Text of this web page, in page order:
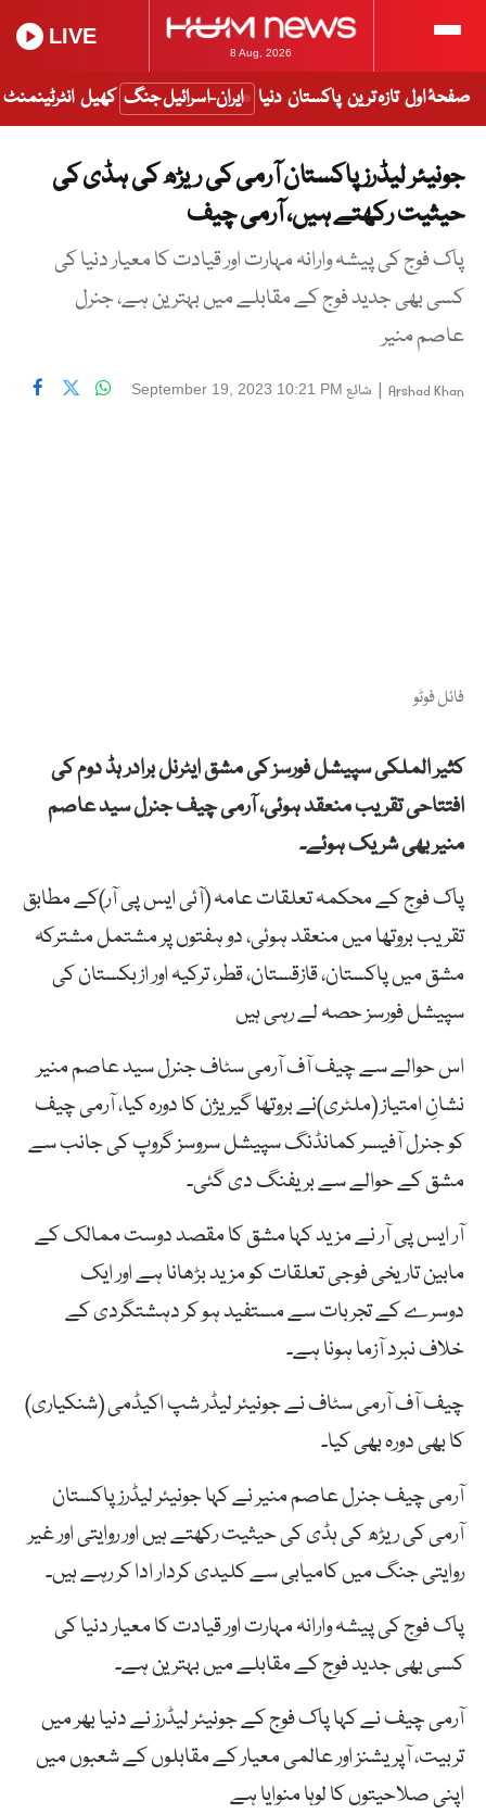
8 Aug, 2026
LIVE
صفحۂ اول تازہ ترین پاکستان دنیا ایران-اسرائیل جنگ کھیل انٹرٹینمنٹ
جونیئر لیڈرز پاکستان آرمی کی ریڑھ کی ہڈی کی
حیثیت رکھتے ہیں، آرمی چیف
پاک فوج کی پیشہ وارانہ مہارت اور قیادت کا معیار دنیا کی
کسی بھی جدید فوج کے مقابلے میں بہترین ہے، جنرل
عاصم منیر
Arshad Khan
| شائع September 19, 2023 10:21 PM
فائل فوٹو
کثیر الملکی سپیشل فورسز کی مشق ایٹرنل برادر ہڈ دوم کی
افتتاحی تقریب منعقد ہوئی، آرمی چیف جنرل سید عاصم
منیر بھی شریک ہوئے۔
پاک فوج کے محکمہ تعلقات عامہ (آئی ایس پی آر)کے مطابق
تقریب بروتھا میں منعقد ہوئی، دو ہفتوں پر مشتمل مشترکہ
مشق میں پاکستان، قازقستان، قطر، ترکیہ اور ازبکستان کی
سپیشل فورسز حصہ لے رہی ہیں
اس حوالے سے چیف آف آرمی سٹاف جنرل سید عاصم منیر
نشانِ امتیاز (ملٹری)نے بروتھا گیریژن کا دورہ کیا، آرمی چیف
کو جنرل آفیسر کمانڈنگ سپیشل سروسز گروپ کی جانب سے
مشق کے حوالے سے بریفنگ دی گئی۔
آر ایس پی آر نے مزید کہا مشق کا مقصد دوست ممالک کے
مابین تاریخی فوجی تعلقات کو مزید بڑھانا ہے اور ایک
دوسرے کے تجربات سے مستفید ہو کر دہشتگردی کے
خلاف نبرد آزما ہونا ہے۔
چیف آف آرمی سٹاف نے جونیئر لیڈر شپ اکیڈمی (شنکیاری)
کا بھی دورہ بھی کیا۔
آرمی چیف جنرل عاصم منیر نے کہا جونیئر لیڈرز پاکستان
آرمی کی ریڑھ کی ہڈی کی حیثیت رکھتے ہیں اور روایتی اور غیر
روایتی جنگ میں کامیابی سے کلیدی کردار ادا کر رہے ہیں۔
پاک فوج کی پیشہ وارانہ مہارت اور قیادت کا معیار دنیا کی
کسی بھی جدید فوج کے مقابلے میں بہترین ہے۔
آرمی چیف نے کہا پاک فوج کے جونیئر لیڈرز نے دنیا بھر میں
تربیت، آپریشنز اور عالمی معیار کے مقابلوں کے شعبوں میں
اپنی صلاحیتوں کا لوہا منوایا ہے